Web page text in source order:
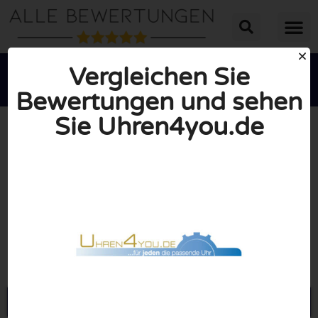
  
INSGESAMT: 10/10
Vergleichen Sie
Bewertungen und sehen
Sie Uhren4you.de